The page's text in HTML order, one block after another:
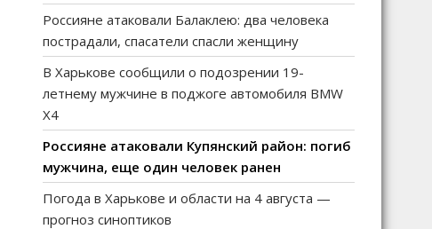
Россияне атаковали Балаклею: два человека
пострадали, спасатели спасли женщину
В Харькове сообщили о подозрении 19-
летнему мужчине в поджоге автомобиля BMW
X4
Россияне атаковали Купянский район: погиб
мужчина, еще один человек ранен
Погода в Харькове и области на 4 августа —
прогноз синоптиков